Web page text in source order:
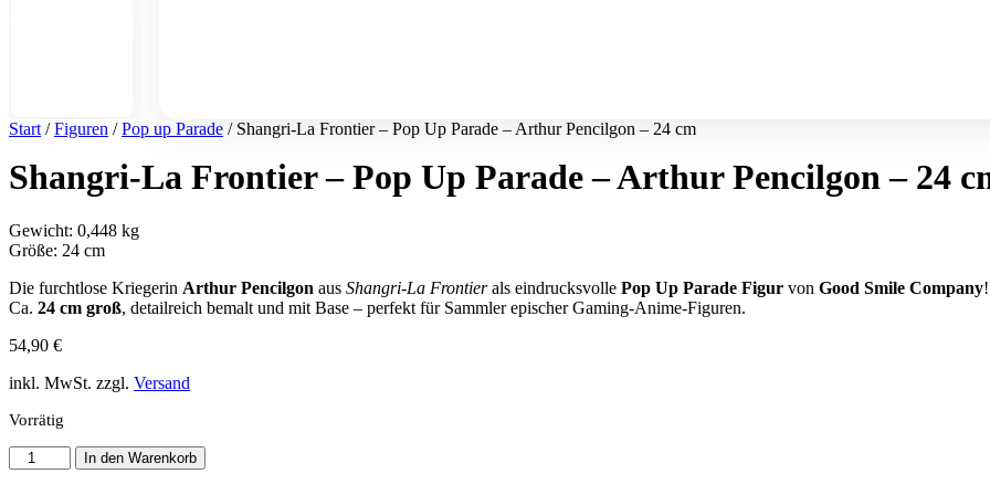
Start /Figuren /Pop up Parade / Shangri-La Frontier – Pop Up Parade – Arthur Pencilgon – 24 cm
Shangri-La Frontier – Pop Up Parade – Arthur Pencilgon – 24
Gewicht: 0,448 kg
Größe: 24 cm
Die furchtlose Kriegerin Arthur Pencilgon aus Shangri-La Frontierals eindrucksvolle Pop Up Parade Figur von Good Smile Company!
Ca. 24 cm groß, detailreich bemalt und mit Base – perfekt für Sammler epischer Gaming-Anime-Figuren.
54,90 €
inkl. MwSt. zzgl. Versand
Vorrätig
Shangri-
La
In den Warenkorb